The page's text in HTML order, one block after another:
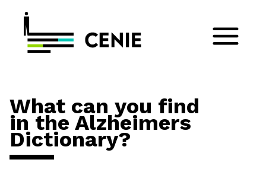
What can you find
in the Alzheimers
Dictionary?